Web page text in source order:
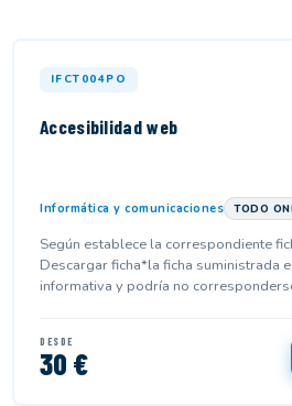
IFCT004PO
Accesibilidad web
Informática y comunicaciones TODO
Según establece la correspondiente
Descargar ficha*la ficha suministrada
informativa y podría no
DESDE
30 €